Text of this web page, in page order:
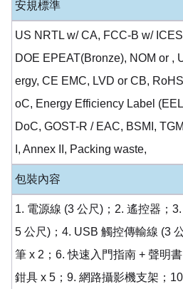
安規標準
US NRTL w/ CA, FCC-B w/
DOE EPEAT(Bronze), NOM or ,
ergy, CE EMC, LVD or CB,
oC, Energy Efficiency Label
DoC, GOST-R / EAC, BSMI,
I, Annex II, Packing waste,
包裝內容
1. 電源線 (3 公尺)；2. 遙控器；
5 公尺)；4. USB 觸控傳輸線 (3
筆 x 2；6. 快速入門指南 + 聲明
鉗具 x 5；9. 網路攝影機支架；